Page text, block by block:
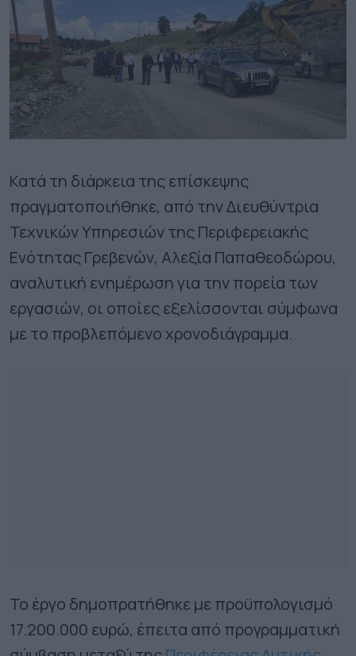
Κατά τη διάρκεια της επίσκεψης
πραγματοποιήθηκε, από την Διευθύντρια
Τεχνικών Υπηρεσιών της Περιφερειακής
Ενότητας Γρεβενών, Αλεξία Παπαθεοδώρου,
αναλυτική ενημέρωση για την πορεία των
εργασιών, οι οποίες εξελίσσονται σύμφωνα
με το προβλεπόμενο χρονοδιάγραμμα.
Το έργο δημοπρατήθηκε με προϋπολογισμό
17.200.000 ευρώ, έπειτα από προγραμματική